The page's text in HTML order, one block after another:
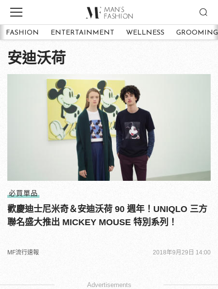
FASHION ENTERTAINMENT WELLNESS GROOMING
安迪沃荷
必買單品
歡慶迪士尼米奇＆安迪沃荷 90 週年！UNIQLO 三方
聯名盛大推出 MICKEY MOUSE 特別系列！
MF流行速報 2018年9月29日 14:00
Advertisements